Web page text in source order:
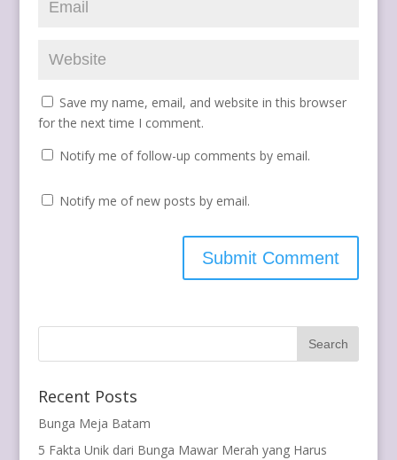
Save my name, email, and website in this browser
for the next time I comment.
Notify me of follow-up comments by email.
Notify me of new posts by email.
Recent Posts
Bunga Meja Batam
5 Fakta Unik dari Bunga Mawar Merah yang Harus